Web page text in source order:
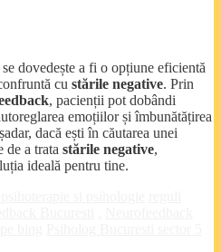
dovedește a fi o opțiune eficientă
cu stările negative. Prin
, pacienții pot dobândi
emoțiilor și îmbunătățirea
dacă ești în căutarea unei
de a trata stările negative,
ideală pentru tine.